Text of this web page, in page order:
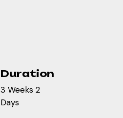
Duration
3 Weeks 2
Days